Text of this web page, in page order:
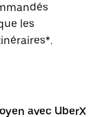
les
avec UberX*